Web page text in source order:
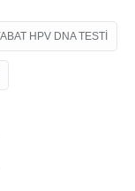
HPV DNA TESTI